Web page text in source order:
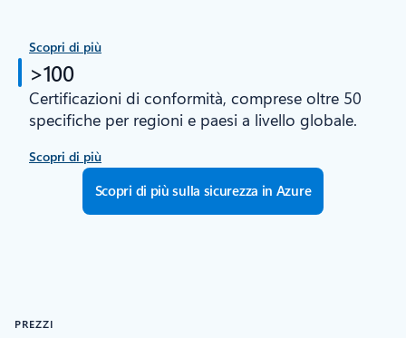
Scopri di più
>100
Certificazioni di conformità, comprese oltre 50
specifiche per regioni e paesi a livello globale.
Scopri di più
Scopri di più sulla sicurezza in Azure
PREZZI